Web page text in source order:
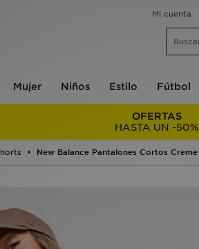
Mi cuenta
Mujer Niños Estilo Fútbol
OFERTAS
HASTA UN -50%
New Balance Pantalones Cortos Creme